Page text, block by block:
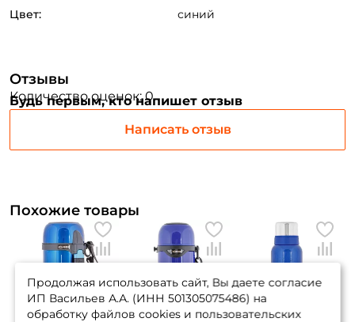
Цвет: синий
Отзывы
Количество оценок: 0
Будь первым, кто напишет отзыв
Написать отзыв
Похожие товары
Продолжая использовать сайт, Вы даете согласие
ИП Васильев А.А. (ИНН 501305075486) на
обработку файлов cookies и пользовательских